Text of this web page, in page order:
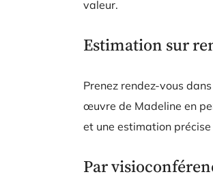
valeur.
Estimation sur
Prenez rendez-vous
œuvre de Madeline en
et une estimation
Par